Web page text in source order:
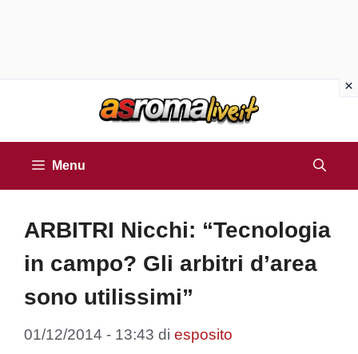
Menu
ARBITRI Nicchi: “Tecnologia
in campo? Gli arbitri d’area
sono utilissimi”
01/12/2014 - 13:43 di esposito